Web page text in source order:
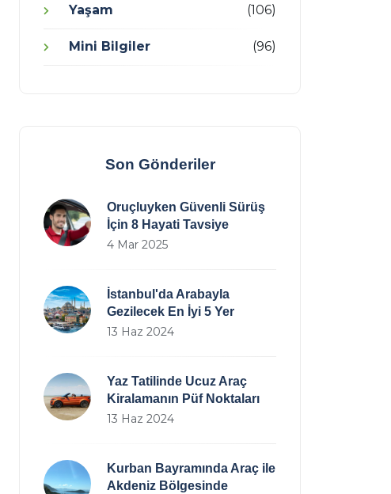
Yaşam (106)
Mini Bilgiler (96)
Son Gönderiler
Oruçluyken Güvenli Sürüş
İçin 8 Hayati Tavsiye
4 Mar 2025
İstanbul'da Arabayla
Gezilecek En İyi 5 Yer
13 Haz 2024
Yaz Tatilinde Ucuz Araç
Kiralamanın Püf Noktaları
13 Haz 2024
Kurban Bayramında Araç ile
Akdeniz Bölgesinde